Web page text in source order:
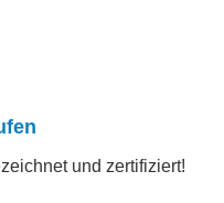
und zertifiziert!